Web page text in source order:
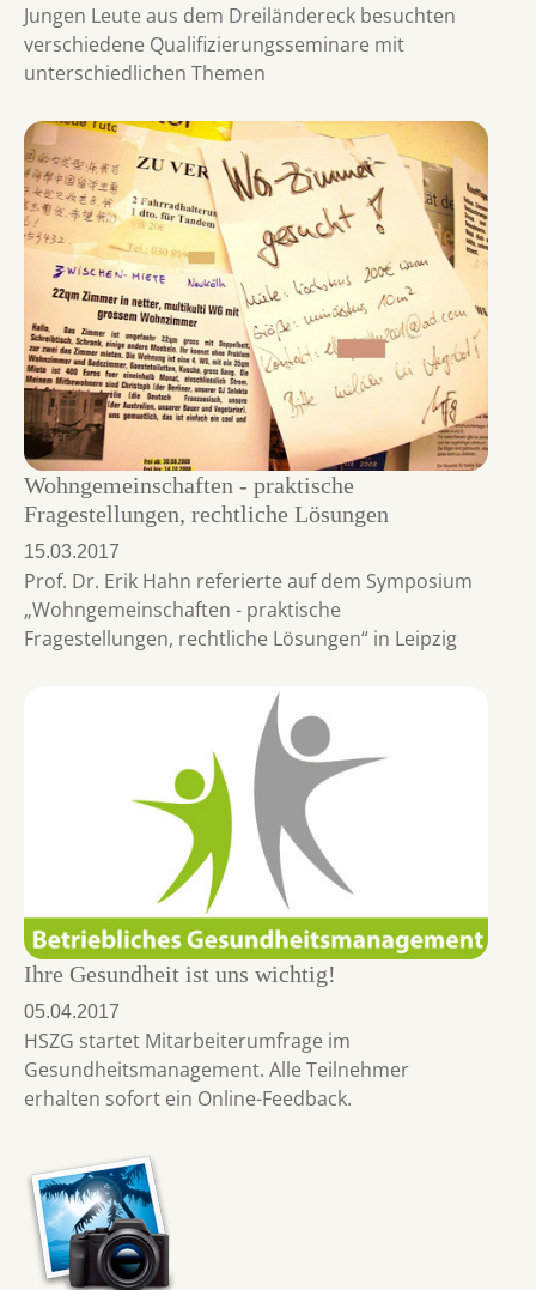
Jungen Leute aus dem Dreiländereck besuchten
verschiedene Qualifizierungsseminare mit
unterschiedlichen Themen
Wohngemeinschaften - praktische
Fragestellungen, rechtliche Lösungen
15.03.2017
Prof. Dr. Erik Hahn referierte auf dem Symposium
„Wohngemeinschaften - praktische
Fragestellungen, rechtliche Lösungen“ in Leipzig
Ihre Gesundheit ist uns wichtig!
05.04.2017
HSZG startet Mitarbeiterumfrage im
Gesundheitsmanagement. Alle Teilnehmer
erhalten sofort ein Online-Feedback.